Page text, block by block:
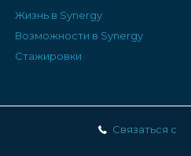
Жизнь в Synergy
Возможности в Synergy
Стажировки
Связаться с